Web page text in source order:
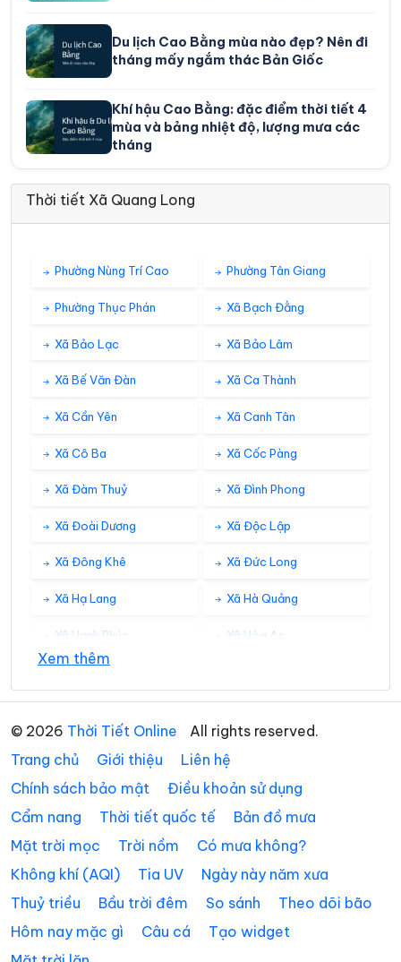
Du lịch Cao Bằng mùa nào đẹp? Nên đi
tháng mấy ngắm thác Bản Giốc
Khí hậu Cao Bằng: đặc điểm thời tiết 4
mùa và bảng nhiệt độ, lượng mưa các
tháng
Thời tiết Xã Quang Long
Phường Nùng Trí Cao Phường Tân Giang
Phường Thục Phán Xã Bạch Đằng
Xã Bảo Lạc Xã Bảo Lâm
Xã Bế Văn Đàn Xã Ca Thành
Xã Cần Yên Xã Canh Tân
Xã Cô Ba Xã Cốc Pàng
Xã Đàm Thuỷ Xã Đình Phong
Xã Đoài Dương Xã Độc Lập
Xã Đông Khê Xã Đức Long
Xã Hạ Lang Xã Hà Quảng
Xã Hạnh Phúc Xã Hòa An
Xã Lý Bôn
Xã Lý Quốc Xã Minh Khai
Xã Minh Tâm Xã Nam Quang
Xã Nam Tuấn Xã Nguyên Bình
Xã Phục Hòa Xã Quang Hán
Xem thêm
© 2026 Thời Tiết Online
All rights reserved.
Trang chủ
Giới thiệu
Liên hệ
Chính sách bảo mật
Điều khoản sử dụng
Cẩm nang
Thời tiết quốc tế
Bản đồ mưa
Mặt trời mọc
Trời nồm
Có mưa không?
Không khí (AQI)
Tia UV
Ngày này năm xưa
Thuỷ triều
Bầu trời đêm So sánh
Theo dõi bão
Hôm nay mặc gì
Câu cá
Tạo widget